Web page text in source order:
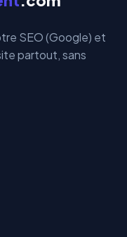
SEO (Google) et
partout, sans